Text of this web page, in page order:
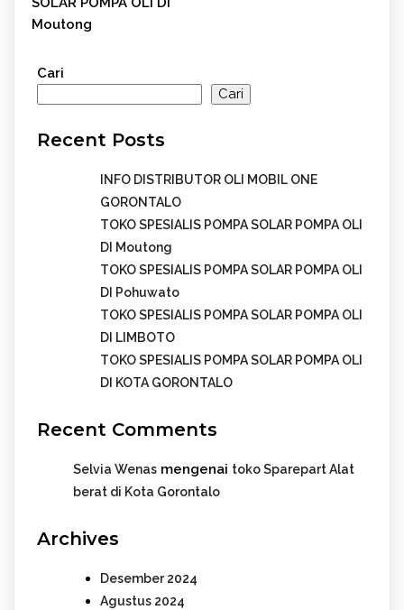
Moutong
Cari
Cari
Recent Posts
INFO DISTRIBUTOR OLI MOBIL ONE
GORONTALO
TOKO SPESIALIS POMPA SOLAR POMPA OLI
DI Moutong
TOKO SPESIALIS POMPA SOLAR POMPA OLI
DI Pohuwato
TOKO SPESIALIS POMPA SOLAR POMPA OLI
DI LIMBOTO
TOKO SPESIALIS POMPA SOLAR POMPA OLI
DI KOTA GORONTALO
Recent Comments
Selvia Wenas mengenai toko Sparepart Alat
berat di Kota Gorontalo
Archives
Desember 2024
Agustus 2024